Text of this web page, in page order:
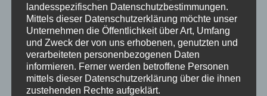
Schaut hin!
Schloss Immenstadt
Silvester
Sommerferien
Streetdance tanzen
Tanzen lernen
Tanzkurs
Tanzpause Tanzschule
Tanzschulfamilie
Training
Weihnachten Workout
Workshop
Workshop tanzen
Zumba Zumba Kurs
landesspezifischen Datenschutzbestimmungen.
Mittels dieser Datenschutzerklärung möchte unser
Unternehmen die Öffentlichkeit über Art, Umfang
und Zweck der von uns erhobenen, genutzten und
verarbeiteten personenbezogenen Daten
informieren. Ferner werden betroffene Personen
mittels dieser Datenschutzerklärung über die ihnen
zustehenden Rechte aufgeklärt.